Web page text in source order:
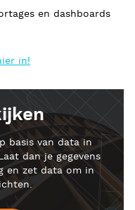
en dashboards
in!
basis van data in
dan je gegevens
en zet data om in